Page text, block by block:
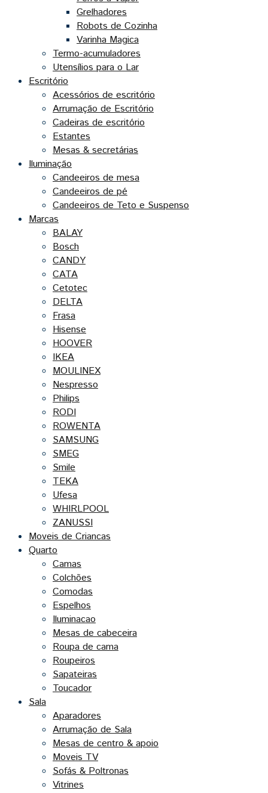
Grelhadores
Robots de Cozinha
Varinha Magica
Termo-acumuladores
Utensílios para o Lar
Escritório
Acessórios de escritório
Arrumação de Escritório
Cadeiras de escritório
Estantes
Mesas & secretárias
Iluminação
Candeeiros de mesa
Candeeiros de pé
Candeeiros de Teto e Suspenso
Marcas
BALAY
Bosch
CANDY
CATA
Cetotec
DELTA
Frasa
Hisense
HOOVER
IKEA
MOULINEX
Nespresso
Philips
RODI
ROWENTA
SAMSUNG
SMEG
Smile
TEKA
Ufesa
WHIRLPOOL
ZANUSSI
Moveis de Criancas
Quarto
Camas
Colchões
Comodas
Espelhos
Iluminacao
Mesas de cabeceira
Roupa de cama
Roupeiros
Sapateiras
Toucador
Sala
Aparadores
Arrumação de Sala
Mesas de centro & apoio
Moveis TV
Sofás & Poltronas
Vitrines